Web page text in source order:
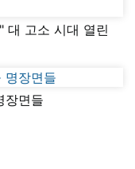
대 고소 시대 열린
장면들